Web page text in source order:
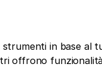
in base al
offrono